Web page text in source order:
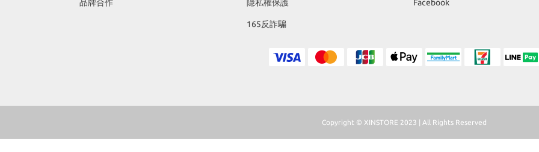
品牌合作 隱私權保護
165反詐騙
Facebook
Copyright © XINSTORE 2023 | All Rights Reserved